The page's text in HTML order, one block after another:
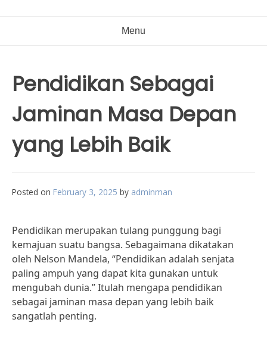
Menu
Pendidikan Sebagai
Jaminan Masa Depan
yang Lebih Baik
Posted on February 3, 2025 by adminman
Pendidikan merupakan tulang punggung bagi
kemajuan suatu bangsa. Sebagaimana dikatakan
oleh Nelson Mandela, “Pendidikan adalah senjata
paling ampuh yang dapat kita gunakan untuk
mengubah dunia.” Itulah mengapa pendidikan
sebagai jaminan masa depan yang lebih baik
sangatlah penting.